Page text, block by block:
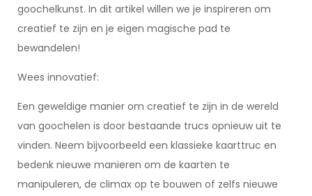
goochelkunst. In dit artikel willen we je inspireren om
creatief te zijn en je eigen magische pad te
bewandelen!
Wees innovatief:
Een geweldige manier om creatief te zijn in de wereld
van goochelen is door bestaande trucs opnieuw uit te
vinden. Neem bijvoorbeeld een klassieke kaarttruc en
bedenk nieuwe manieren om de kaarten te
manipuleren, de climax op te bouwen of zelfs nieuwe